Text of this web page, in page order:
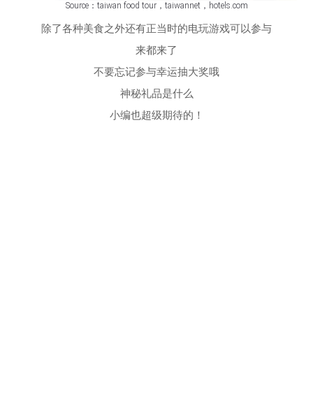
Source：taiwan food tour，taiwannet，hotels.com
除了各种美食之外还有正当时的电玩游戏可以参与
来都来了
不要忘记参与幸运抽大奖哦
神秘礼品是什么
小编也超级期待的！